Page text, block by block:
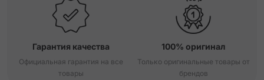
Гарантия качества
Официальная гарантия на все
товары
100% оригинал
Только оригинальные товары от
брендов